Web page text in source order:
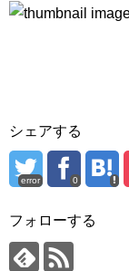
シェアする
error 0
フォローする